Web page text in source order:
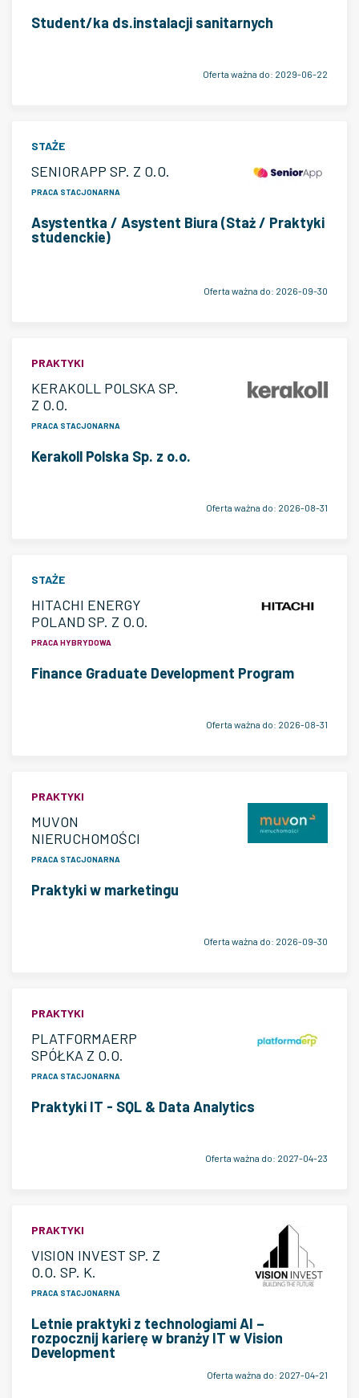
Student/ka ds.instalacji sanitarnych
Oferta ważna do: 2029-06-22
STAŻE
SENIORAPP SP. Z O.O.
PRACA STACJONARNA
Asystentka / Asystent Biura (Staż / Praktyki
studenckie)
Oferta ważna do: 2026-09-30
PRAKTYKI
KERAKOLL POLSKA SP.
Z O.O.
PRACA STACJONARNA
Kerakoll Polska Sp. z o.o.
Oferta ważna do: 2026-08-31
STAŻE
HITACHI ENERGY
POLAND SP. Z O.O.
PRACA HYBRYDOWA
Finance Graduate Development Program
Oferta ważna do: 2026-08-31
PRAKTYKI
MUVON
NIERUCHOMOŚCI
PRACA STACJONARNA
Praktyki w marketingu
Oferta ważna do: 2026-09-30
PRAKTYKI
PLATFORMAERP
SPÓŁKA Z O.O.
PRACA STACJONARNA
Praktyki IT - SQL & Data Analytics
Oferta ważna do: 2027-04-23
PRAKTYKI
VISION INVEST SP. Z
O.O. SP. K.
PRACA STACJONARNA
Letnie praktyki z technologiami AI –
rozpocznij karierę w branży IT w Vision
Development
Oferta ważna do: 2027-04-21